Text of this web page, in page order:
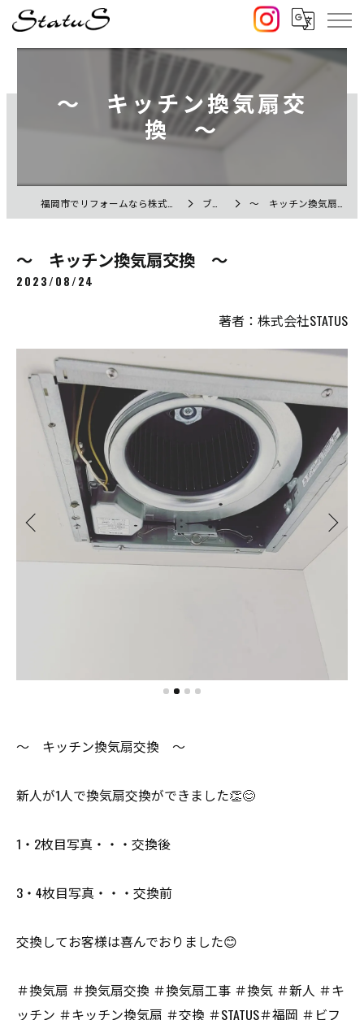
～ キッチン換気扇交
換 ～
ブログ ～ キッチン換気扇交換 ～
～ キッチン換気扇交換 ～
2023/08/24
著者：株式会社STATUS
～ キッチン換気扇交換 ～
新人が1人で換気扇交換ができました👏😊
1・2枚目写真・・・交換後
3・4枚目写真・・・交換前
交換してお客様は喜んでおりました😊
＃換気扇 ＃換気扇交換 ＃換気扇工事 ＃換気 ＃新人 ＃キ
ッチン ＃キッチン換気扇 ＃交換 ＃STATUS＃福岡 ＃ビフ